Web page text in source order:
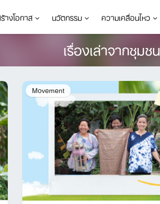
างโอกาส นวัตกรรม ความเคลื่อนไหว
เรื่องเล่าจากชุมชน
Movement